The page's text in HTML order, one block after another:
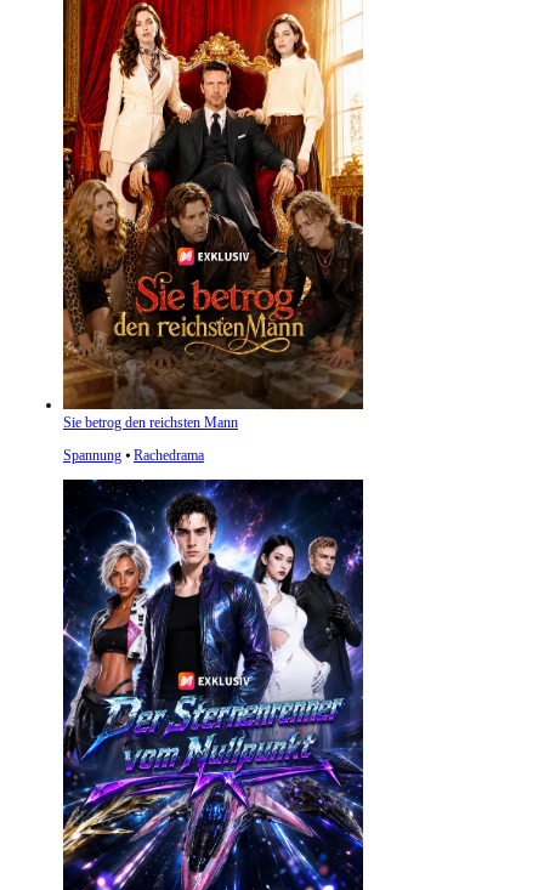
Sie betrog den reichsten Mann
Spannung ⦁ Rachedrama